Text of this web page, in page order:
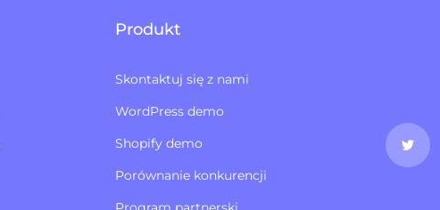
Produkt
Skontaktuj się z nami
WordPress demo
Shopify demo
Porównanie konkurencji